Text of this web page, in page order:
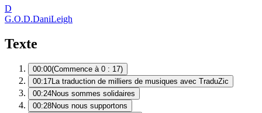
D
G.O.D.DaniLeigh
Texte
00:00(Commence à 0 : 17)
00:17La traduction de milliers de musiques avec TraduZic
00:24Nous sommes solidaires
00:28Nous nous supportons